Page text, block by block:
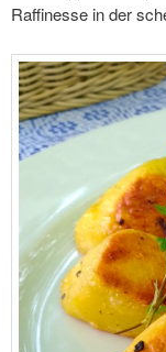
Raffinesse in der